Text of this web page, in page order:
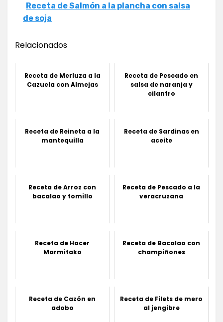
Receta de Salmón a la plancha con salsa
de soja
Relacionados
Receta de Merluza a la
Cazuela con Almejas
Receta de Pescado en
salsa de naranja y
cilantro
Receta de Reineta a la
mantequilla
Receta de Sardinas en
aceite
Receta de Arroz con
bacalao y tomillo
Receta de Pescado a la
veracruzana
Receta de Hacer
Marmitako
Receta de Bacalao con
champiñones
Receta de Cazón en
adobo
Receta de Filets de mero
al jengibre